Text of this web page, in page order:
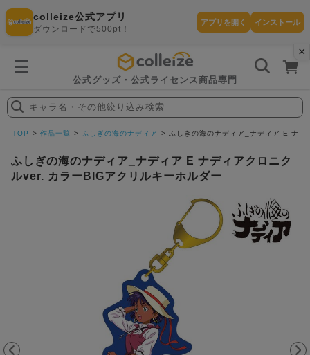
×
colleize公式アプリ
ダウンロードで500pt！
アプリを開く インストール
公式グッズ・公式ライセンス商品専門
探
す
キャラ名・その他絞り込み検索
TOP 作品一覧 ふしぎの海のナディア ふしぎの海のナディア_ナディア E ナ
ふしぎの海のナディア_ナディア E ナディアクロニク
ルver. カラーBIGアクリルキーホルダー